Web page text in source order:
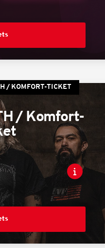
/ KOMFORT-TICKET
/ Komfort-